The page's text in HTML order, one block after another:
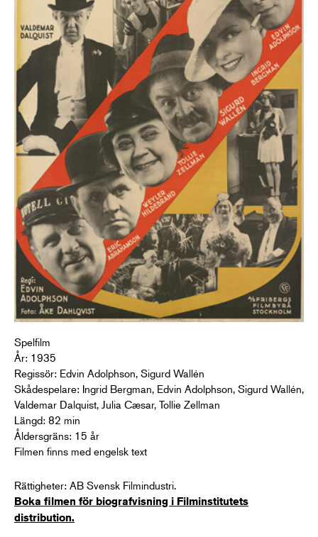
Spelfilm
År: 1935
Regissör: Edvin Adolphson, Sigurd Wallén
Skådespelare: Ingrid Bergman, Edvin Adolphson, Sigurd Wallén,
Valdemar Dalquist, Julia Cæsar, Tollie Zellman
Längd: 82 min
Åldersgräns: 15 år
Filmen finns med engelsk text
Rättigheter: AB Svensk Filmindustri.
Boka filmen för biografvisning i Filminstitutets
distribution.